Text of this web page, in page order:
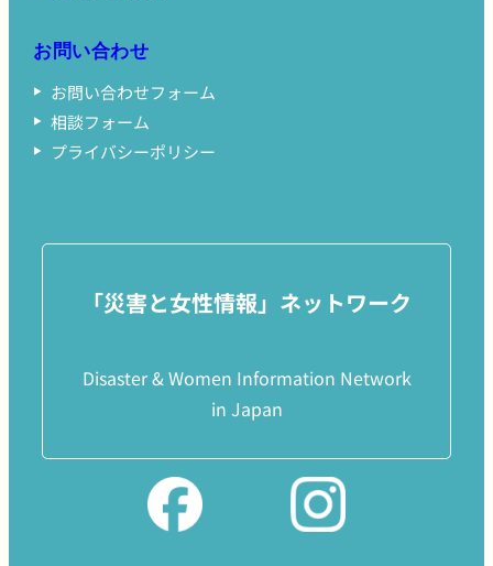
お問い合わせ
お問い合わせフォーム
相談フォーム
プライバシーポリシー
「災害と女性情報」ネットワーク
Disaster & Women Information Network
in Japan